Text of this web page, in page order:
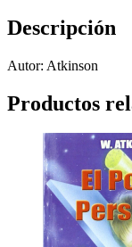
Descripción
Autor: Atkinson
Productos